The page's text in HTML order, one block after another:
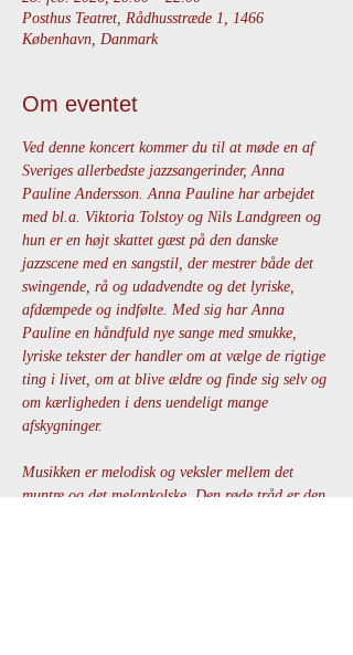
Posthus Teatret, Rådhusstræde 1, 1466
København, Danmark
Om eventet
Ved denne koncert kommer du til at møde en af
Sveriges allerbedste jazzsangerinder, Anna
Pauline Andersson. Anna Pauline har arbejdet
med bl.a. Viktoria Tolstoy og Nils Landgreen og
hun er en højt skattet gæst på den danske
jazzscene med en sangstil, der mestrer både det
swingende, rå og udadvendte og det lyriske,
afdæmpede og indfølte. Med sig har Anna
Pauline en håndfuld nye sange med smukke,
lyriske tekster der handler om at vælge de rigtige
ting i livet, om at blive ældre og finde sig selv og
om kærligheden i dens uendeligt mange
afskygninger.
Musikken er melodisk og veksler mellem det
muntre og det melankolske. Den røde tråd er den